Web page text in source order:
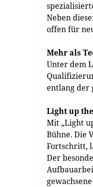
Neben
offen für
Mehr als
Unter dem
entlang der
Light up
Mit „Light
Bühne. Die
Fortschritt,
Der